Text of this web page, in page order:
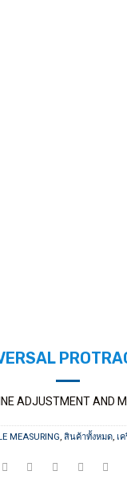
ADJUSTMENT AND
MEASURING,สินค้าทั้งหมด, เ